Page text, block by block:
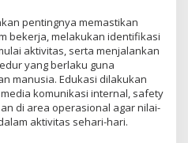
pentingnya memastikan
bekerja, melakukan identifikasi
aktivitas, serta menjalankan
yang berlaku guna
manusia. Edukasi dilakukan
komunikasi internal, safety
di area operasional agar nilai-
aktivitas sehari-hari.